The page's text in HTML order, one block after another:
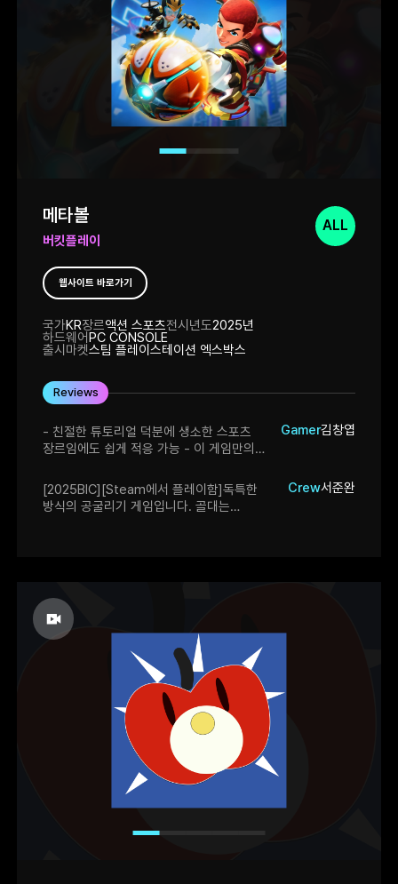
ALL
메타볼
버킷플레이
웹사이트 바로가기
국가KR장르액션 스포츠전시년도2025년
하드웨어 PC CONSOLE
출시마켓스팀 플레이스테이션 엑스박스
Reviews
- 친절한 튜토리얼 덕분에 생소한 스포츠
장르임에도 쉽게 적응 가능 - 이 게임만의
몰입감을 높임 - 농구와 보드의 조합이
신선하고, 단순한 동작이 활용에 따라 깊이를
가짐
Gamer김창엽
[2025BIC][Steam에서 플레이함]독특한
방식의 공굴리기 게임입니다. 골대는
친구랑 하면 재미있을거 같은데.. 강제로 ai가
참여하는건 좀..
Crew서준완